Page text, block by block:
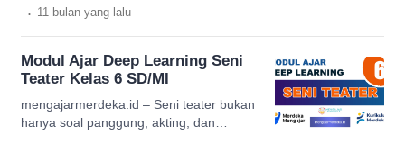
sel, fotosintesis, atau sistem
proses itu bisa berubah. Modul ajar deep
learning biologi hadir untuk membawa
pengalaman belajar baru, lebih interaktif,
dan sesuai dengan perkembangan […]
. 11 bulan yang lalu
Modul Ajar Deep Learning Seni
Teater Kelas 6 SD/MI
mengajarmerdeka.id – Seni teater bukan
hanya soal panggung, akting, dan